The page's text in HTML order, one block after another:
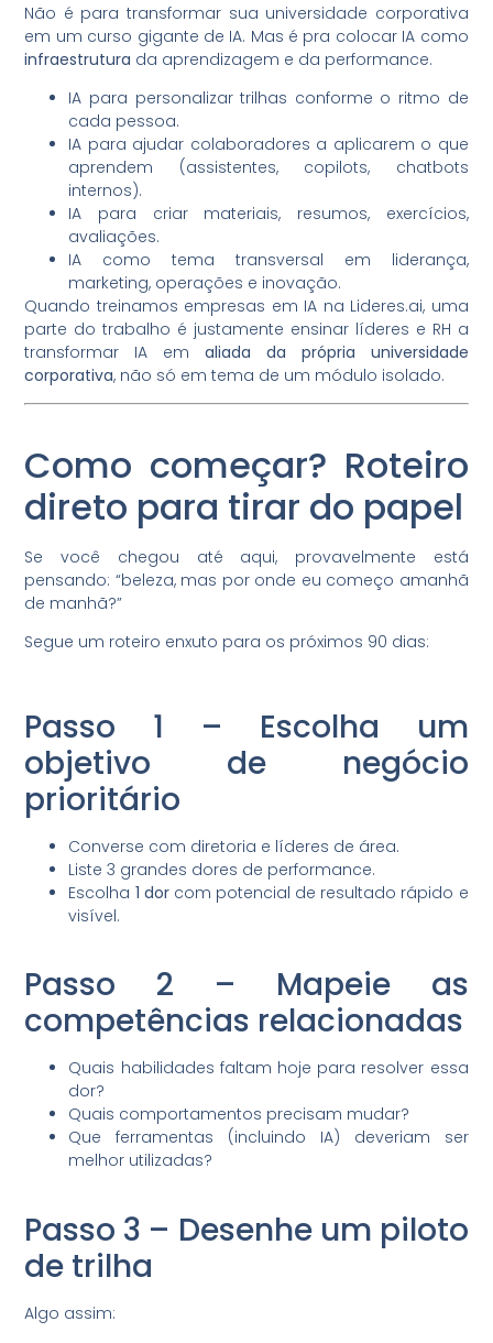
Não é para transformar sua universidade corporativa
em um curso gigante de IA. Mas é pra colocar IA como
infraestrutura da aprendizagem e da performance.
IA para personalizar trilhas conforme o ritmo de
cada pessoa.
IA para ajudar colaboradores a aplicarem o que
aprendem (assistentes, copilots, chatbots
internos).
IA para criar materiais, resumos, exercícios,
avaliações.
IA como tema transversal em liderança,
marketing, operações e inovação.
Quando treinamos empresas em IA na Lideres.ai, uma
parte do trabalho é justamente ensinar líderes e RH a
transformar IA em aliada da própria universidade
corporativa, não só em tema de um módulo isolado.
Como começar? Roteiro
direto para tirar do papel
Se você chegou até aqui, provavelmente está
pensando: “beleza, mas por onde eu começo amanhã
de manhã?”
Segue um roteiro enxuto para os próximos 90 dias:
Passo 1 – Escolha um
objetivo de negócio
prioritário
Converse com diretoria e líderes de área.
Liste 3 grandes dores de performance.
Escolha 1 dorcom potencial de resultado rápido e
visível.
Passo 2 – Mapeie as
competências relacionadas
Quais habilidades faltam hoje para resolver essa
dor?
Quais comportamentos precisam mudar?
Que ferramentas (incluindo IA) deveriam ser
melhor utilizadas?
Passo 3 – Desenhe um piloto
de trilha
Algo assim: